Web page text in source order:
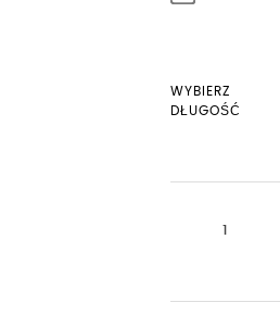
WYBIERZ
DŁUGOŚĆ